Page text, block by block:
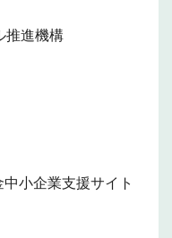
推進機構
小企業支援サイト